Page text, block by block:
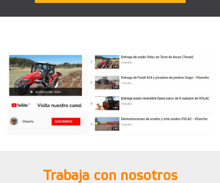
Trabaja con nosotros